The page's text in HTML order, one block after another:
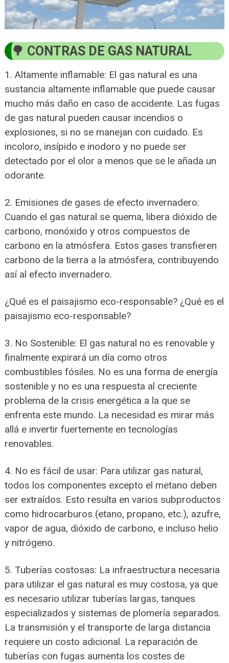
CONTRAS DE GAS NATURAL
1. Altamente inflamable: El gas natural es una
sustancia altamente inflamable que puede causar
mucho más daño en caso de accidente. Las fugas
de gas natural pueden causar incendios o
explosiones, si no se manejan con cuidado. Es
incoloro, insípido e inodoro y no puede ser
detectado por el olor a menos que se le añada un
odorante.
2. Emisiones de gases de efecto invernadero:
Cuando el gas natural se quema, libera dióxido de
carbono, monóxido y otros compuestos de
carbono en la atmósfera. Estos gases transfieren
carbono de la tierra a la atmósfera, contribuyendo
así al efecto invernadero.
¿Qué es el paisajismo eco-responsable? ¿Qué es el
paisajismo eco-responsable?
3. No Sostenible: El gas natural no es renovable y
finalmente expirará un día como otros
combustibles fósiles. No es una forma de energía
sostenible y no es una respuesta al creciente
problema de la crisis energética a la que se
enfrenta este mundo. La necesidad es mirar más
allá e invertir fuertemente en tecnologías
renovables.
4. No es fácil de usar: Para utilizar gas natural,
todos los componentes excepto el metano deben
ser extraídos. Esto resulta en varios subproductos
como hidrocarburos (etano, propano, etc.), azufre,
vapor de agua, dióxido de carbono, e incluso helio
y nitrógeno.
5. Tuberías costosas: La infraestructura necesaria
para utilizar el gas natural es muy costosa, ya que
es necesario utilizar tuberías largas, tanques
especializados y sistemas de plomería separados.
La transmisión y el transporte de larga distancia
requiere un costo adicional. La reparación de
tuberías con fugas aumenta los costes de